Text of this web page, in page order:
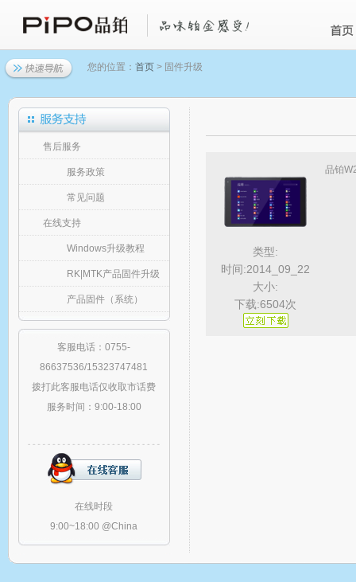
您的位置： 首页 > 固件升级
售后服务
服务政策
常见问题
在线支持
Windows升级教程
RK|MTK产品固件升级
产品固件（系统）
客服电话：0755-
86637536/15323747481
拨打此客服电话仅收取市话费
服务时间：9:00-18:00
在线时段
9:00~18:00 @China
类型:
时间:2014_09_22
大小:
下载:6504次
品铂